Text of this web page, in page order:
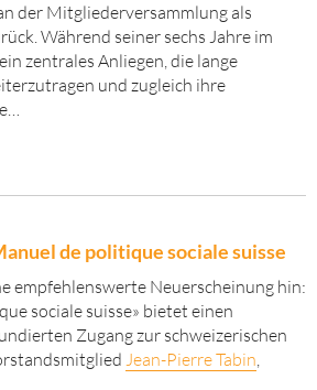
der Mitgliederversammlung als
Während seiner sechs Jahre im
zentrales Anliegen, die lange
und zugleich ihre
de politique sociale suisse
empfehlenswerte Neuerscheinung hin:
sociale suisse» bietet einen
Zugang zur schweizerischen
Jean-Pierre Tabin,